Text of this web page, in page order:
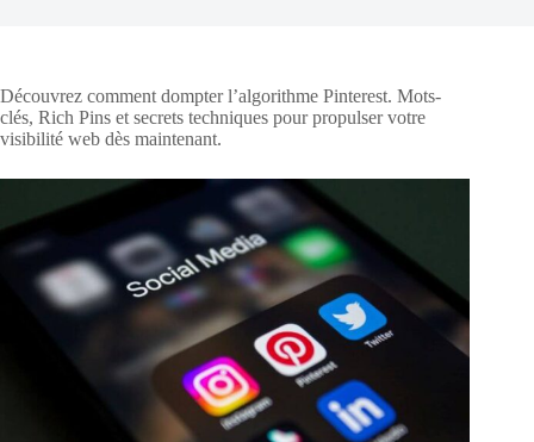
Découvrez comment dompter l’algorithme Pinterest. Mots-
clés, Rich Pins et secrets techniques pour propulser votre
visibilité web dès maintenant.